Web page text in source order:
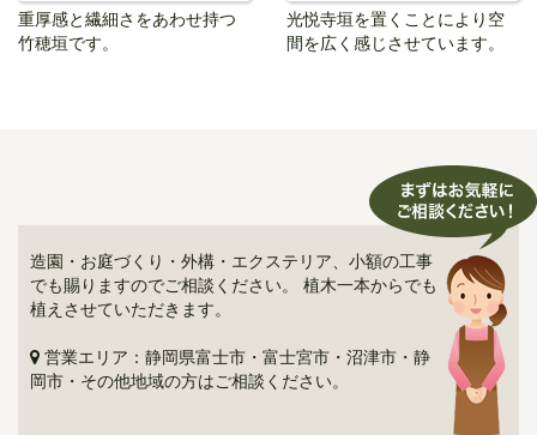
重厚感と繊細さをあわせ持つ
竹穂垣です。
光悦寺垣を置くことにより空
間を広く感じさせています。
造園・お庭づくり・外構・エクステリア、小額の工事
でも賜りますのでご相談ください。 植木一本からでも
植えさせていただきます。
営業エリア：静岡県富士市・富士宮市・沼津市・静
岡市・その他地域の方はご相談ください。